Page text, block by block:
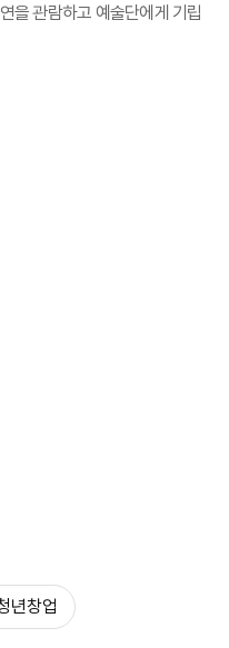
을 관람하고 예술단에게 기립
년창업